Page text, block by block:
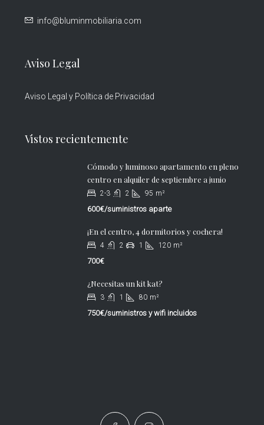
info@bluminmobiliaria.com
Aviso Legal
Aviso Legal y Política de Privacidad
Vistos recientemente
Cómodo y luminoso apartamento en pleno
centro en alquiler de septiembre a junio
2-3 2 95 m²
600€/suministros aparte
¡En el centro, 4 dormitorios y cochera!
4 2 1 120 m²
700€
¿Necesitas un kit kat?
3 1 80 m²
750€/suministros y wifi incluidos